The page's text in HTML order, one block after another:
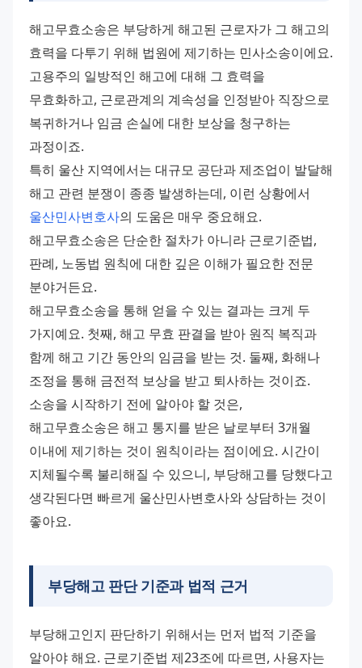
해고무효소송은 부당하게 해고된 근로자가 그 해고의
효력을 다투기 위해 법원에 제기하는 민사소송이에요.
고용주의 일방적인 해고에 대해 그 효력을
무효화하고, 근로관계의 계속성을 인정받아 직장으로
복귀하거나 임금 손실에 대한 보상을 청구하는
과정이죠.
특히 울산 지역에서는 대규모 공단과 제조업이 발달해
울산민사변호사의 도움은 매우 중요해요.
해고무효소송은 단순한 절차가 아니라 근로기준법,
판례, 노동법 원칙에 대한 깊은 이해가 필요한 전문
분야거든요.
해고무효소송을 통해 얻을 수 있는 결과는 크게 두
가지예요. 첫째, 해고 무효 판결을 받아 원직 복직과
함께 해고 기간 동안의 임금을 받는 것. 둘째, 화해나
조정을 통해 금전적 보상을 받고 퇴사하는 것이죠.
소송을 시작하기 전에 알아야 할 것은,
해고무효소송은 해고 통지를 받은 날로부터 3개월
이내에 제기하는 것이 원칙이라는 점이에요. 시간이
지체될수록 불리해질 수 있으니, 부당해고를 당했다고
생각된다면 빠르게 울산민사변호사와 상담하는 것이
좋아요.
부당해고 판단 기준과 법적 근거
부당해고인지 판단하기 위해서는 먼저 법적 기준을
알아야 해요. 근로기준법 제23조에 따르면, 사용자는